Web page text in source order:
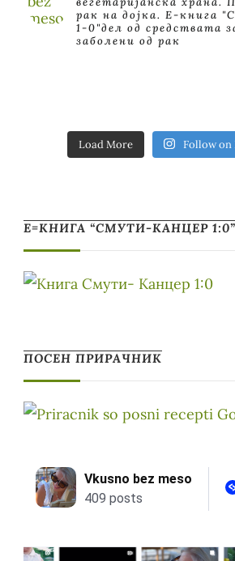
рак на дојка. E-книга
1-0"дел од средствата
заболени од рак
Load More Follow on
Е=КНИГА “СМУТИ-КАНЦЕР
ПОСЕН ПРИРАЧНИК